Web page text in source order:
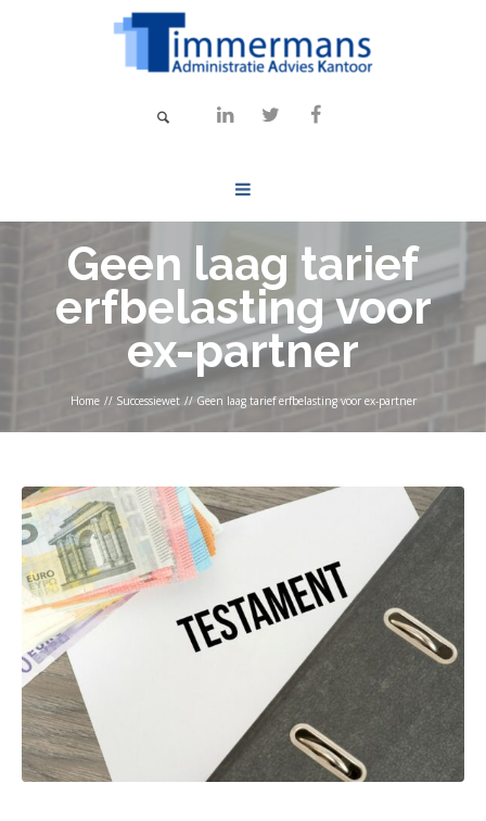
Geen laag tarief
erfbelasting voor
ex-partner
Home // Successiewet // Geen laag tarief erfbelasting voor ex-partner